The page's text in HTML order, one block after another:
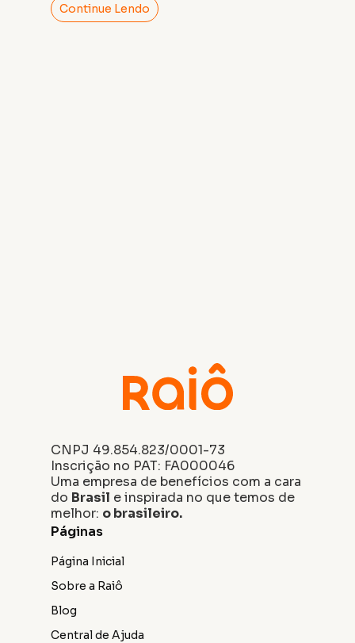
Continue Lendo
CNPJ 49.854.823/0001-73
Inscrição no PAT: FA000046
Uma empresa de benefícios com a cara
do Brasil e inspirada no que temos de
melhor: o brasileiro.
Páginas
Página Inicial
Sobre a Raiô
Blog
Central de Ajuda